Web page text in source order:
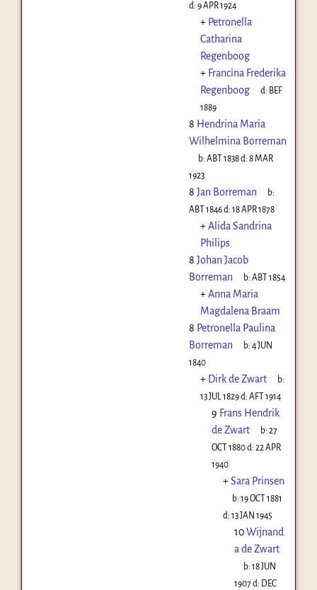
d: 9 APR 1924
+ Petronella
Catharina
Regenboog
+ Francina Frederika
Regenboog
d: BEF
1889
8 Hendrina Maria
Wilhelmina Borreman
b:ABT 1838d:8 MAR
1923
8 Jan Borreman
b:
ABT 1846d: 18 APR 1878
+Alida Sandrina
Philips
8 Johan Jacob
Borreman
b:ABT 1854
+Anna Maria
Magdalena Braam
8 Petronella Paulina
Borreman
b:4 JUN
1840
+ Dirk de Zwart
b:
13 JUL 1829d: AFT 1914
9 Frans Hendrik
de Zwart
b:27
OCT 1880d: 22 APR
1940
+Sara Prinsen
b:19 OCT 1881
d: 13 JAN 1945
10Wijnand
a de Zwart
b:18 JUN
1907d: DEC